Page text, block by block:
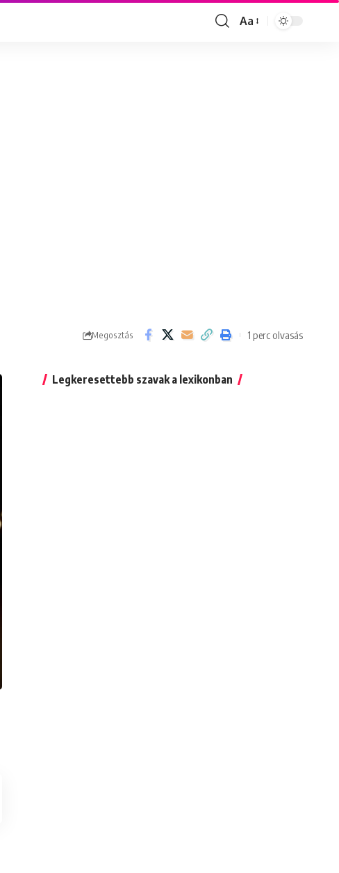
Font
Aa
Megosztás 1 perc olvasás
Legkeresettebb szavak a lexikonban